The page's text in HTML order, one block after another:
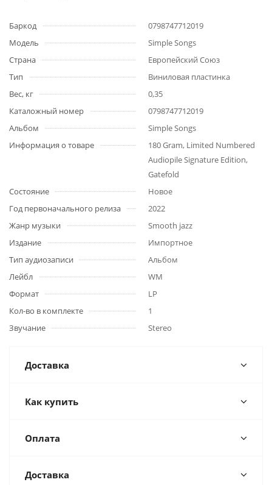
Баркод
0798747712019
Модель
Simple Songs
Страна
Европейский Союз
Тип
Виниловая пластинка
Вес, кг
0,35
Каталожный номер
0798747712019
Альбом
Simple Songs
Информация о товаре
180 Gram, Limited Numbered
Audiopile Signature Edition,
Gatefold
Состояние
Новое
Год первоначального релиза
2022
Жанр музыки
Smooth jazz
Издание
Импортное
Тип аудиозаписи
Альбом
Лейбл
WM
Формат
LP
Кол-во в комплекте
1
Звучание
Stereo
Доставка
Как купить
Оплата
Доставка